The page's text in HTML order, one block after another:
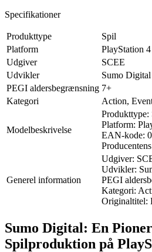
Specifikationer
Produkttype
Spil
Platform
PlayStation 4
Udgiver
SCEE
Udvikler
Sumo Digital
PEGI aldersbegrænsning 7+
Kategori
Action,
Modelbeskrivelse
Produkttype:
Platform:
EAN-kode:
Generel information
Udgiver:
Udvikler:
PEGI
Kategori:
Originaltitel:
Sumo Digital: En
Spilproduktion på